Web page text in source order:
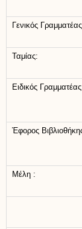
Γενικός
Ταμίας:
Ειδικός
Έφορος
Μέλη :